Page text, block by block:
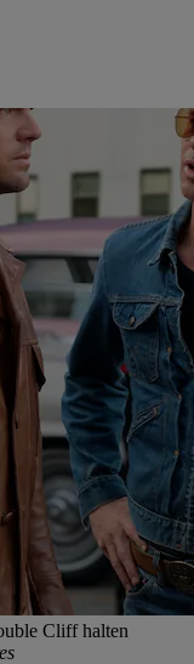
Cliff halten